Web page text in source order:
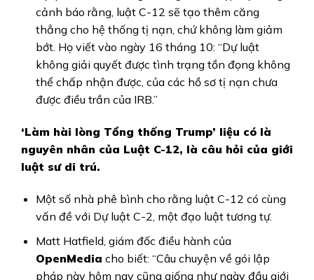
cảnh báo rằng, luật C-12 sẽ tạo thêm căng
thẳng cho hệ thống tị nạn, chứ không làm giảm
bớt. Họ viết vào ngày 16 tháng 10: “Dự luật
không giải quyết được tình trạng tồn đọng không
thể chấp nhận được, của các hồ sơ tị nạn chưa
được điều trần của IRB.”
‘Làm hài lòng Tổng thống Trump’ liệu có là
nguyên nhân của Luật C-12, là câu hỏi của giới
luật sư di trú.
Một số nhà phê bình cho rằng luật C-12 có cùng
vấn đề với Dự luật C-2, một đạo luật tương tự.
Matt Hatfield, giám đốc điều hành của
OpenMedia cho biết: “Câu chuyện về gói lập
pháp này hôm nay cũng giống như ngày đầu giới